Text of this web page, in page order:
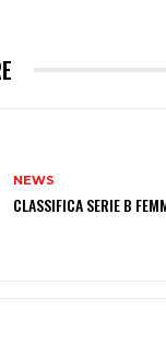
NEWS
CLASSIFICA SERIE B